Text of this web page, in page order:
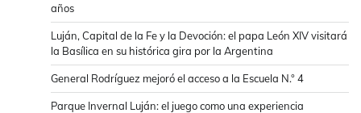
años
Luján, Capital de la Fe y la Devoción: el papa León XIV visitará
la Basílica en su histórica gira por la Argentina
General Rodríguez mejoró el acceso a la Escuela N.° 4
Parque Invernal Luján: el juego como una experiencia